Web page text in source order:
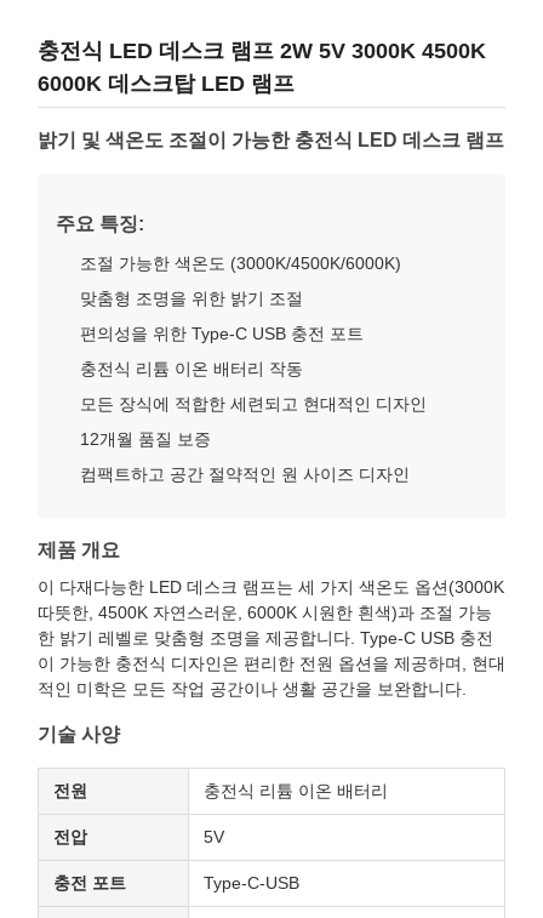
충전식 LED 데스크 램프 2W 5V 3000K 4500K
6000K 데스크탑 LED 램프
밝기 및 색온도 조절이 가능한 충전식 LED 데스크 램프
주요 특징:
조절 가능한 색온도 (3000K/4500K/6000K)
맞춤형 조명을 위한 밝기 조절
편의성을 위한 Type-C USB 충전 포트
충전식 리튬 이온 배터리 작동
모든 장식에 적합한 세련되고 현대적인 디자인
12개월 품질 보증
컴팩트하고 공간 절약적인 원 사이즈 디자인
제품 개요
이 다재다능한 LED 데스크 램프는 세 가지 색온도 옵션(3000K
따뜻한, 4500K 자연스러운, 6000K 시원한 흰색)과 조절 가능
한 밝기 레벨로 맞춤형 조명을 제공합니다. Type-C USB 충전
이 가능한 충전식 디자인은 편리한 전원 옵션을 제공하며, 현대
적인 미학은 모든 작업 공간이나 생활 공간을 보완합니다.
기술 사양
전원 충전식 리튬 이온 배터리
전압 5V
충전 포트 Type-C-USB